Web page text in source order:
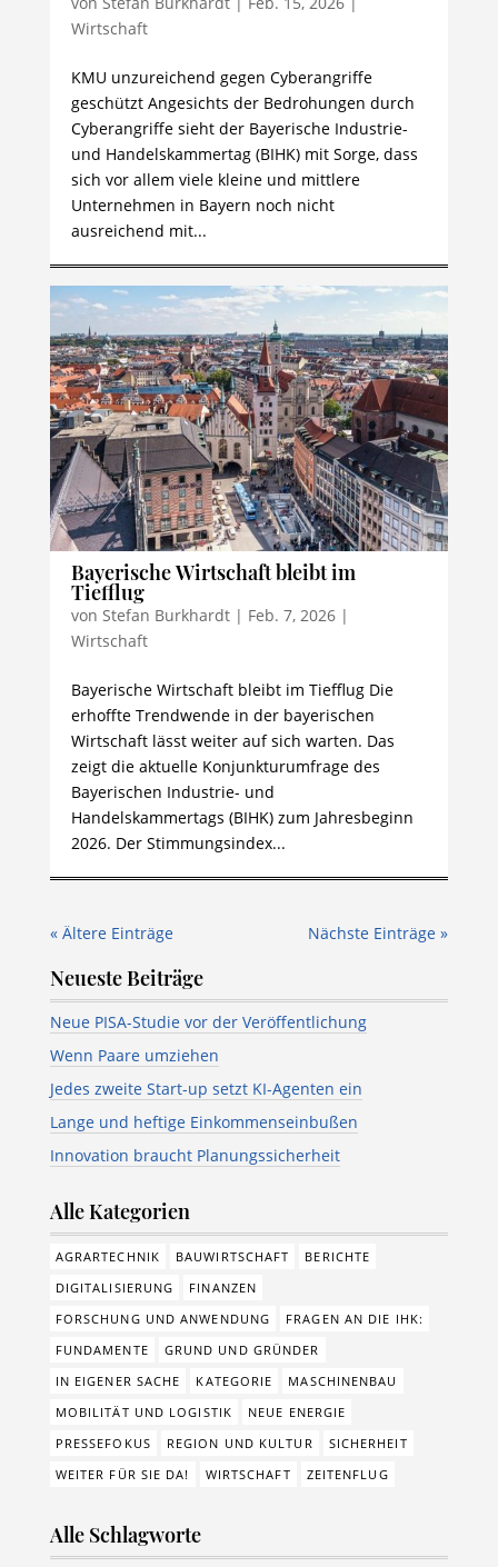
Wirtschaft
KMU unzureichend gegen Cyberangriffe
geschützt Angesichts der Bedrohungen durch
Cyberangriffe sieht der Bayerische Industrie-
und Handelskammertag (BIHK) mit Sorge, dass
sich vor allem viele kleine und mittlere
Unternehmen in Bayern noch nicht
ausreichend mit...
Bayerische Wirtschaft bleibt im
Tiefflug
von Stefan Burkhardt| Feb. 7, 2026|
Wirtschaft
Bayerische Wirtschaft bleibt im Tiefflug Die
erhoffte Trendwende in der bayerischen
Wirtschaft lässt weiter auf sich warten. Das
zeigt die aktuelle Konjunkturumfrage des
Bayerischen Industrie- und
Handelskammertags (BIHK) zum Jahresbeginn
2026. Der Stimmungsindex...
« Ältere Einträge Nächste Einträge »
Neueste Beiträge
Neue PISA-Studie vor der Veröffentlichung
Wenn Paare umziehen
Jedes zweite Start-up setzt KI-Agenten ein
Lange und heftige Einkommenseinbußen
Innovation braucht Planungssicherheit
Alle Kategorien
AGRARTECHNIK BAUWIRTSCHAFT
BERICHTE
DIGITALISIERUNG
FINANZEN
FORSCHUNG UND ANWENDUNG
FRAGEN AN DIE IHK:
FUNDAMENTE
GRUND UND GRÜNDER
IN EIGENER SACHE
KATEGORIE
MASCHINENBAU
MOBILITÄT UND LOGISTIK
NEUE ENERGIE
PRESSEFOKUS
REGION UND KULTUR
SICHERHEIT
WEITER FÜR SIE DA!
WIRTSCHAFT ZEITENFLUG
Alle Schlagworte